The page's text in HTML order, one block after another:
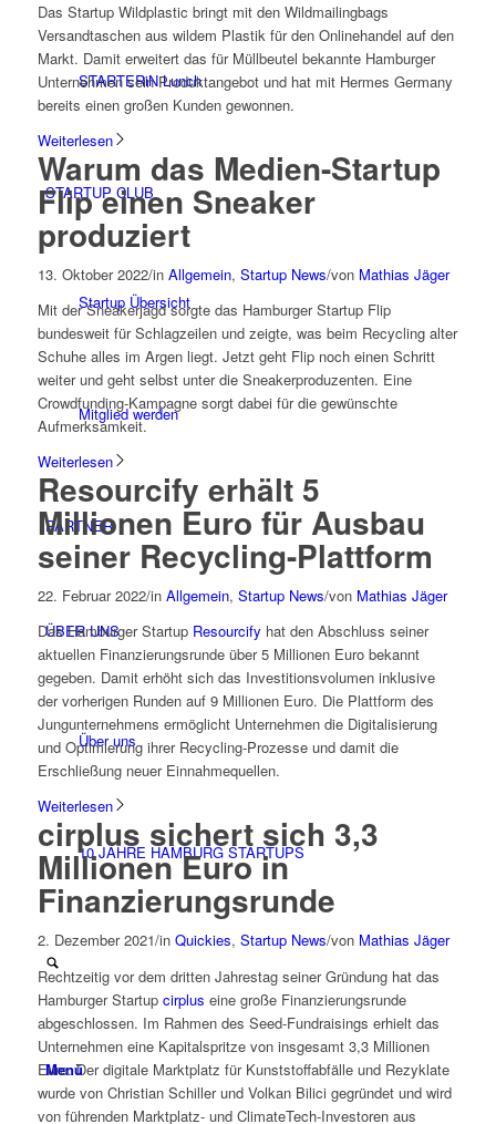
STARTERiN Lunch
STARTUP CLUB
Startup Übersicht
Mitglied werden
PARTNER
ÜBER UNS
Über uns
10 JAHRE HAMBURG STARTUPS
Menü
Das Startup Wildplastic bringt mit den Wildmailingbags
Versandtaschen aus wildem Plastik für den Onlinehandel auf den
Markt. Damit erweitert das für Müllbeutel bekannte Hamburger
Unternehmen sein Produktangebot und hat mit Hermes Germany
bereits einen großen Kunden gewonnen.
Weiterlesen
Warum das Medien-Startup
Flip einen Sneaker
produziert
13. Oktober 2022/in Allgemein, Startup News/von Mathias Jäger
Mit der Sneakerjagd sorgte das Hamburger Startup Flip
bundesweit für Schlagzeilen und zeigte, was beim Recycling alter
Schuhe alles im Argen liegt. Jetzt geht Flip noch einen Schritt
weiter und geht selbst unter die Sneakerproduzenten. Eine
Crowdfunding-Kampagne sorgt dabei für die gewünschte
Aufmerksamkeit.
Weiterlesen
Resourcify erhält 5
Millionen Euro für Ausbau
seiner Recycling-Plattform
22. Februar 2022/in Allgemein, Startup News/von Mathias Jäger
Das Hamburger Startup Resourcify hat den Abschluss seiner
aktuellen Finanzierungsrunde über 5 Millionen Euro bekannt
gegeben. Damit erhöht sich das Investitionsvolumen inklusive
der vorherigen Runden auf 9 Millionen Euro. Die Plattform des
Jungunternehmens ermöglicht Unternehmen die Digitalisierung
und Optimierung ihrer Recycling-Prozesse und damit die
Erschließung neuer Einnahmequellen.
Weiterlesen
cirplus sichert sich 3,3
Millionen Euro in
Finanzierungsrunde
2. Dezember 2021/in Quickies, Startup News/von Mathias Jäger
Rechtzeitig vor dem dritten Jahrestag seiner Gründung hat das
Hamburger Startup cirplus eine große Finanzierungsrunde
abgeschlossen. Im Rahmen des Seed-Fundraisings erhielt das
Unternehmen eine Kapitalspritze von insgesamt 3,3 Millionen
Euro. Der digitale Marktplatz für Kunststoffabfälle und Rezyklate
wurde von Christian Schiller und Volkan Bilici gegründet und wird
von führenden Marktplatz- und ClimateTech-Investoren aus